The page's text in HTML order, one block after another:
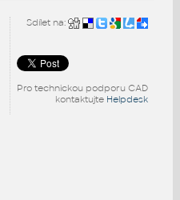
Sdílet na:
Pro technickou podporu CAD
kontaktujte Helpdesk